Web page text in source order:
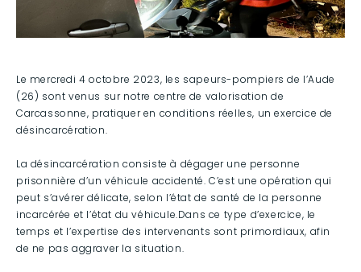
Le mercredi 4 octobre 2023, les sapeurs-pompiers de l’Aude
(26) sont venus sur notre centre de valorisation de
Carcassonne, pratiquer en conditions réelles, un exercice de
désincarcération.
La désincarcération consiste à dégager une personne
prisonnière d’un véhicule accidenté. C’est une opération qui
peut s’avérer délicate, selon l’état de santé de la personne
incarcérée et l’état du véhicule.Dans ce type d’exercice, le
temps et l’expertise des intervenants sont primordiaux, afin
de ne pas aggraver la situation.